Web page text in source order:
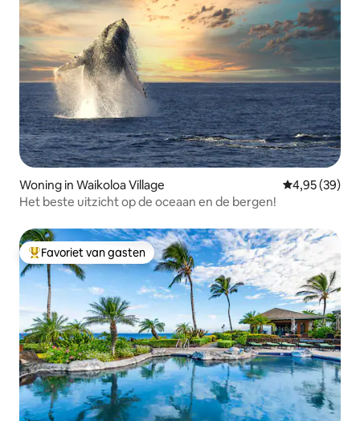
Woning in Waikoloa Village Gemiddelde
4,95 (39)
Het beste uitzicht op de oceaan en de bergen!
Topfavoriet van gasten
Favoriet van gasten